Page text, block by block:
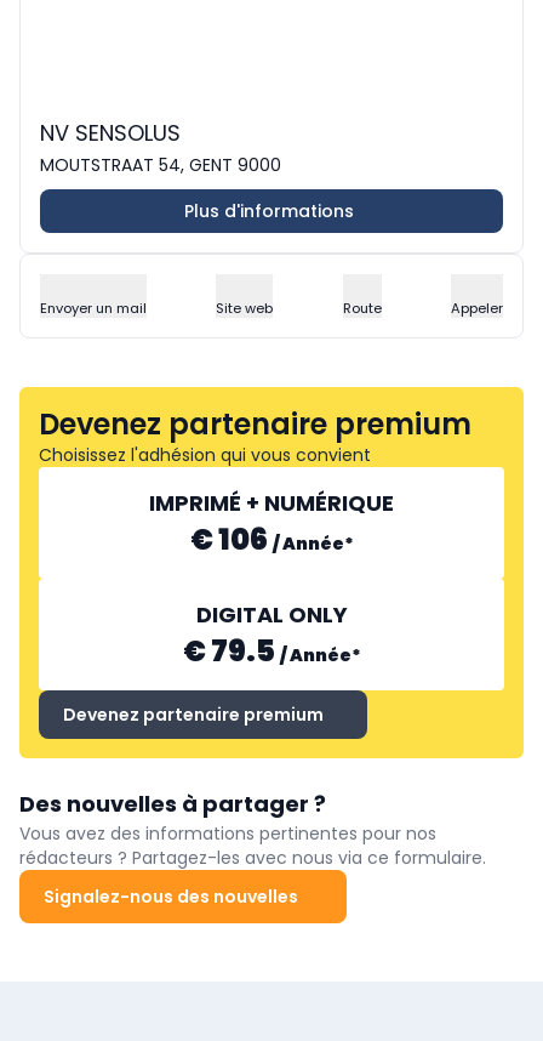
NV SENSOLUS
MOUTSTRAAT 54, GENT 9000
Plus d'informations
Envoyer un mail Site web Route Appeler
Devenez partenaire premium
Choisissez l'adhésion qui vous convient
IMPRIMÉ + NUMÉRIQUE
€ 106 /Année*
DIGITAL ONLY
€ 79.5 /Année*
Devenez partenaire premium
Des nouvelles à partager ?
Vous avez des informations pertinentes pour nos
rédacteurs ? Partagez-les avec nous via ce formulaire.
Signalez-nous des nouvelles